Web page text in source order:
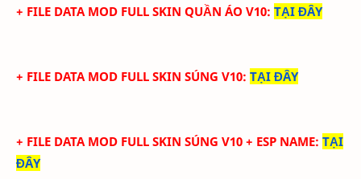
+ FILE DATA MOD FULL SKIN QUẦN ÁO V10: TẠI ĐÂY
+ FILE DATA MOD FULL SKIN SÚNG V10: TẠI ĐÂY
+ FILE DATA MOD FULL SKIN SÚNG V10 + ESP NAME: TẠI
ĐÂY